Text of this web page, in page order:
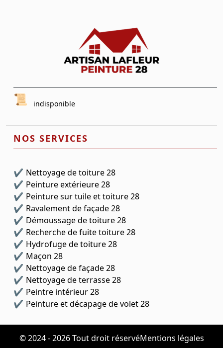
indisponible
NOS SERVICES
Nettoyage de toiture 28
Peinture extérieure 28
Peinture sur tuile et toiture 28
Ravalement de façade 28
Démoussage de toiture 28
Recherche de fuite toiture 28
Hydrofuge de toiture 28
Maçon 28
Nettoyage de façade 28
Nettoyage de terrasse 28
Peintre intérieur 28
Peinture et décapage de volet 28
© 2024 - 2026 Tout droit réservéMentions légales